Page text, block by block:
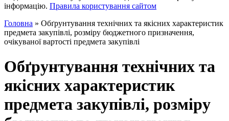
інформацію. Правила користування сайтом
Головна » Обґрунтування технічних та якісних характеристик
предмета закупівлі, розміру бюджетного призначення,
очікуваної вартості предмета закупівлі
Обґрунтування технічних та
якісних характеристик
предмета закупівлі, розміру